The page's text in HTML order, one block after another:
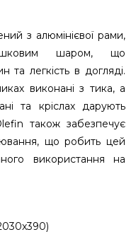
з алюмінієвої рами,
шаром, що
та легкість в догляді.
виконані з тика, а
та кріслах дарують
також забезпечує
що робить цей
використання на